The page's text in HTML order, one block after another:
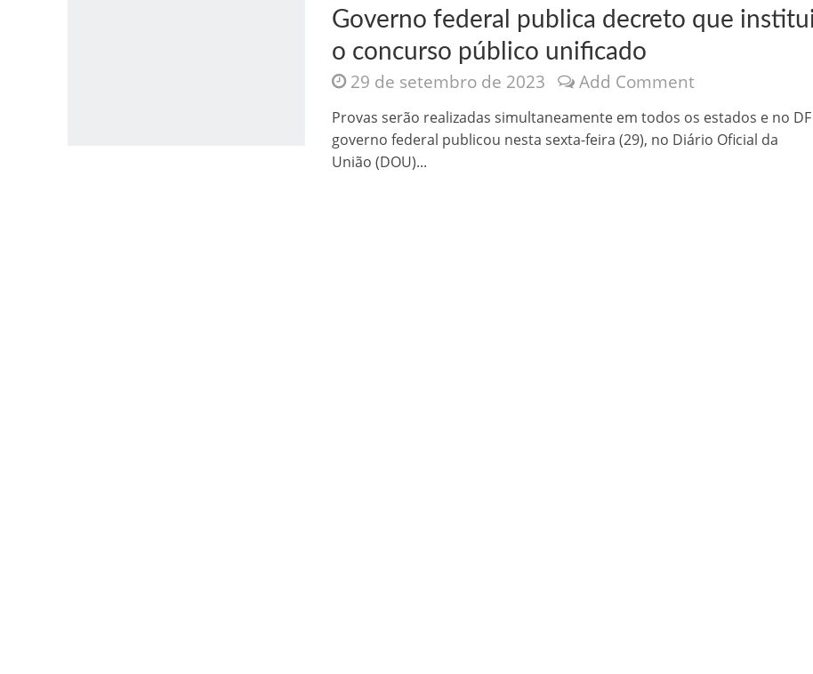
Jesus Sociedade Anônima, Como usam o nome de Jesus para ganhar dinheiro
Governo federal publica decreto que institui
o concurso público unificado
29 de setembro de 2023 Add Comment
Provas serão realizadas simultaneamente em todos os estados e no
governo federal publicou nesta sexta-feira (29), no Diário Oficial da
União (DOU)...